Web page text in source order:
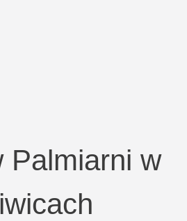
Palmiarni w